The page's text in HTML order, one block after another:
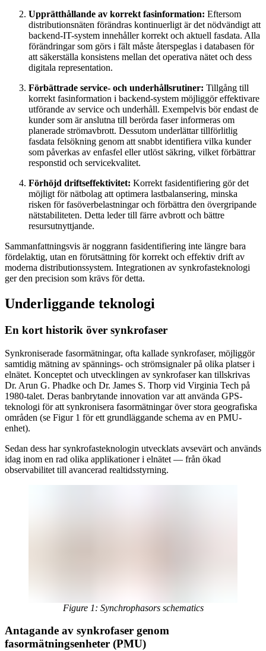
Upprätthållande av korrekt fasinformation: Eftersom
distributionsnäten förändras kontinuerligt är det nödvändigt att
backend-IT-system innehåller korrekt och aktuell fasdata. Alla
förändringar som görs i fält måste återspeglas i databasen för
att säkerställa konsistens mellan det operativa nätet och dess
digitala representation.
Förbättrade service- och underhållsrutiner: Tillgång till
korrekt fasinformation i backend-system möjliggör effektivare
utförande av service och underhåll. Exempelvis bör endast de
kunder som är anslutna till berörda faser informeras om
planerade strömavbrott. Dessutom underlättar tillförlitlig
fasdata felsökning genom att snabbt identifiera vilka kunder
som påverkas av enfasfel eller utlöst säkring, vilket förbättrar
responstid och servicekvalitet.
Förhöjd driftseffektivitet: Korrekt fasidentifiering gör det
möjligt för nätbolag att optimera lastbalansering, minska
risken för fasöverbelastningar och förbättra den övergripande
nätstabiliteten. Detta leder till färre avbrott och bättre
resursutnyttjande.
Sammanfattningsvis är noggrann fasidentifiering inte längre bara
fördelaktig, utan en förutsättning för korrekt och effektiv drift av
moderna distributionssystem. Integrationen av synkrofasteknologi
ger den precision som krävs för detta.
Underliggande teknologi
En kort historik över synkrofaser
Synkroniserade fasormätningar, ofta kallade synkrofaser, möjliggör
samtidig mätning av spännings- och strömsignaler på olika platser i
elnätet. Konceptet och utvecklingen av synkrofaser kan tillskrivas
Dr. Arun G. Phadke och Dr. James S. Thorp vid Virginia Tech på
1980-talet. Deras banbrytande innovation var att använda GPS-
teknologi för att synkronisera fasormätningar över stora geografiska
områden (se Figur 1 för ett grundläggande schema av en PMU-
enhet).
Sedan dess har synkrofasteknologin utvecklats avsevärt och används
idag inom en rad olika applikationer i elnätet — från ökad
observabilitet till avancerad realtidsstyrning.
Figure 1: Synchrophasors schematics
Antagande av synkrofaser genom
fasormätningsenheter (PMU)